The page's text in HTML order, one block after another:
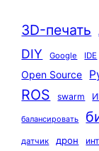
3D-печать
DIY Google IDE
Open Source
ROS swarm
балансировать
датчик дрон